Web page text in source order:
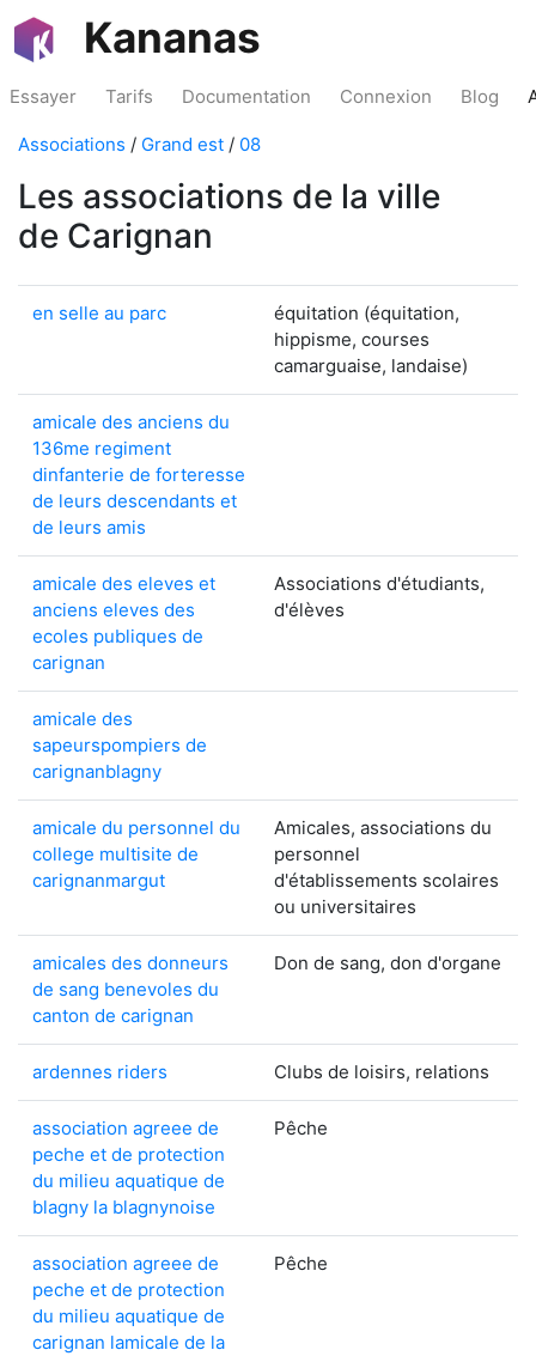
Kananas
Essayer Tarifs Documentation Connexion Blog
Associations / Grand est / 08
Les associations de la ville
de Carignan
en selle au parc
équitation (équitation,
hippisme, courses
camarguaise, landaise)
amicale des anciens du
136me regiment
dinfanterie de forteresse
de leurs descendants et
de leurs amis
amicale des eleves et
anciens eleves des
ecoles publiques de
carignan
Associations d'étudiants,
d'élèves
amicale des
sapeurspompiers de
carignanblagny
amicale du personnel du
college multisite de
carignanmargut
Amicales, associations du
personnel
d'établissements scolaires
ou universitaires
amicales des donneurs
de sang benevoles du
canton de carignan
Don de sang, don d'organe
ardennes riders Clubs de loisirs, relations
association agreee de
peche et de protection
du milieu aquatique de
blagny la blagnynoise
Pêche
association agreee de
peche et de protection
du milieu aquatique de
carignan lamicale de la
Pêche